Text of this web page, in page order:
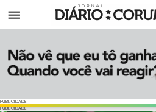
Menu
PUBLICIDADE
PUBLICIDADE